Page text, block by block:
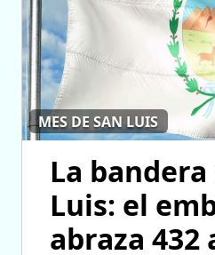
MES DE SAN LUIS
La bandera
Luis: el
abraza 432